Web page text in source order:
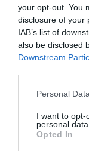
your opt-out. You
disclosure of your
IAB’s list of
also be disclosed
Downstream
Please note that
not limited to
grant or deny
use your data for
Personal
I want to opt-
personal data.
Opted In
ΕΠΙΧΕΙΡΗΣΕΙΣ
Epsilon
Singular